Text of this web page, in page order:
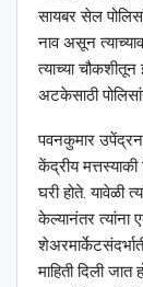
सायबर सेल
नाव असून
त्याच्या
अटकेसाठी
पवनकुमार
केंद्रीय
घरी होते. यावेळी
केल्यानंतर त्यांना
माहिती दिली